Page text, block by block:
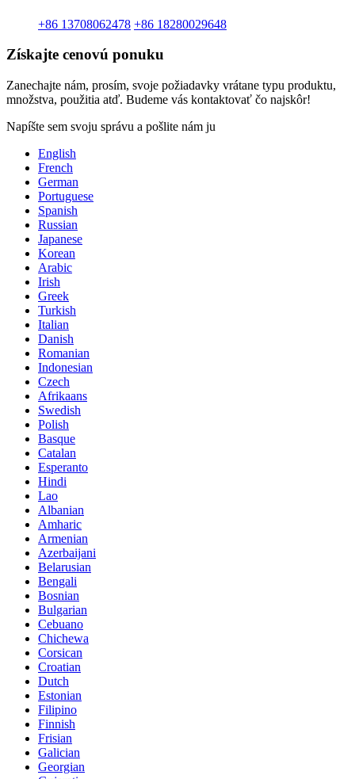
+86 13708062478 +86 18280029648
Získajte cenovú ponuku
Zanechajte nám, prosím, svoje požiadavky vrátane typu produktu,
množstva, použitia atď. Budeme vás kontaktovať čo najskôr!
Napíšte sem svoju správu a pošlite nám ju
English
French
German
Portuguese
Spanish
Russian
Japanese
Korean
Arabic
Irish
Greek
Turkish
Italian
Danish
Romanian
Indonesian
Czech
Afrikaans
Swedish
Polish
Basque
Catalan
Esperanto
Hindi
Lao
Albanian
Amharic
Armenian
Azerbaijani
Belarusian
Bengali
Bosnian
Bulgarian
Cebuano
Chichewa
Corsican
Croatian
Dutch
Estonian
Filipino
Finnish
Frisian
Galician
Georgian